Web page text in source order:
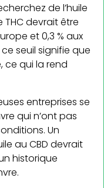
de l’huile
THC devrait être
et 0,3 % aux
seuil signifie que
ce qui la rend
entreprises se
qui n’ont pas
Un
au CBD devrait
historique